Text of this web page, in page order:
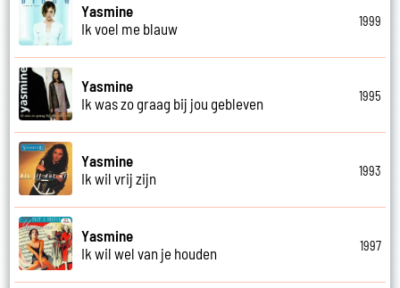
Yasmine
Ik voel me blauw
1999
Yasmine
Ik was zo graag bij jou gebleven
1995
Yasmine
Ik wil vrij zijn
1993
Yasmine
Ik wil wel van je houden
1997